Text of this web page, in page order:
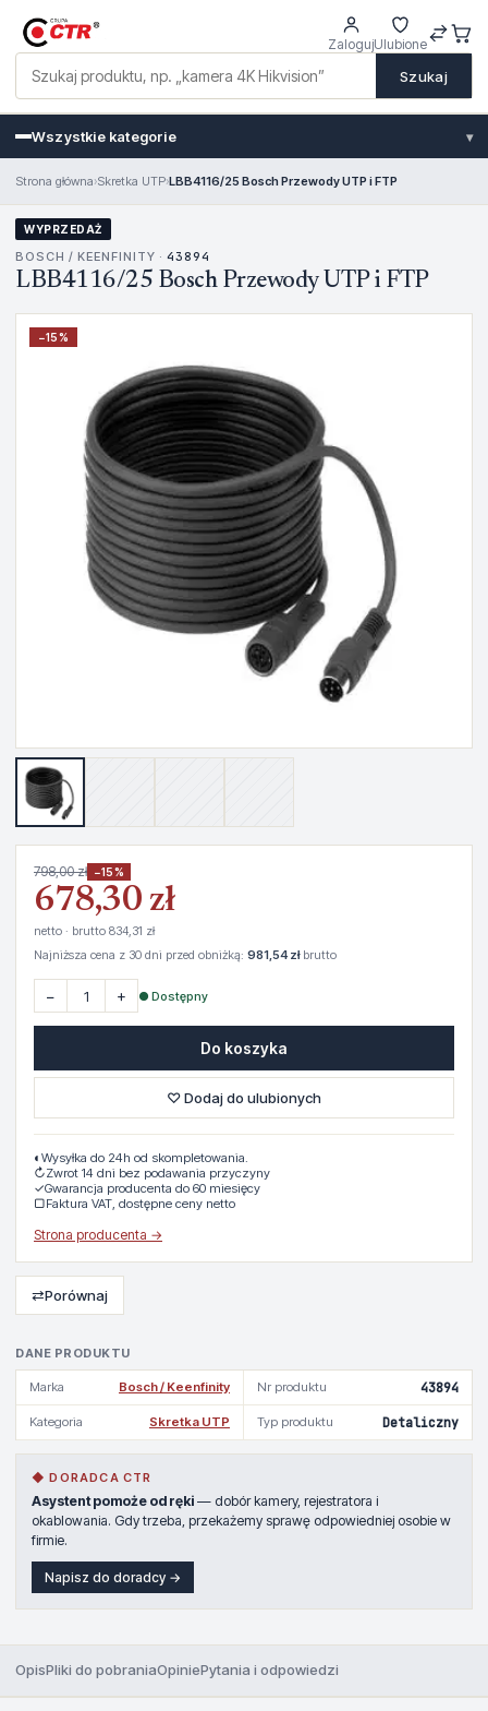
Szukaj
ZalogujUlubione
Wszystkie kategorie ▾
Strona główna›Skretka UTP›LBB4116/25 Bosch Przewody UTP i FTP
WYPRZEDAŻ
BOSCH / KEENFINITY · 43894
LBB4116/25 Bosch Przewody UTP i FTP
−15%
DANE PRODUKTU
Marka Bosch / Keenfinity Nr produktu 43894
Kategoria Skretka UTP Typ produktu Detaliczny
◆ DORADCA CTR
Asystent pomoże od ręki — dobór kamery, rejestratora i
okablowania. Gdy trzeba, przekażemy sprawę odpowiedniej osobie w
firmie.
Napisz do doradcy →
798,00 zł −15%
678,30 zł
netto · brutto 834,31 zł
Najniższa cena z 30 dni przed obniżką: 981,54 złbrutto
− + ● Dostępny
Do koszyka
♡ Dodaj do ulubionych
◐ Wysyłka do 24h od skompletowania.
↻Zwrot 14 dni bez podawania przyczyny
✓Gwarancja producenta do 60 miesięcy
▢Faktura VAT, dostępne ceny netto
Strona producenta →
⇄Porównaj
OpisPliki do pobraniaOpiniePytania i odpowiedzi